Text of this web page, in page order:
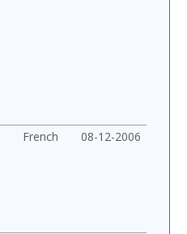
French 08-12-2006